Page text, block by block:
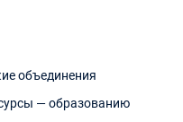
объединения
— образованию